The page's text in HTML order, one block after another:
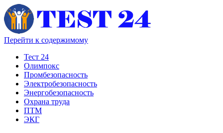
Перейти к содержимому
Тест 24
Олимпокс
Промбезопасность
Электробезопасность
Энергобезопасность
Охрана труда
ПТМ
ЭКГ